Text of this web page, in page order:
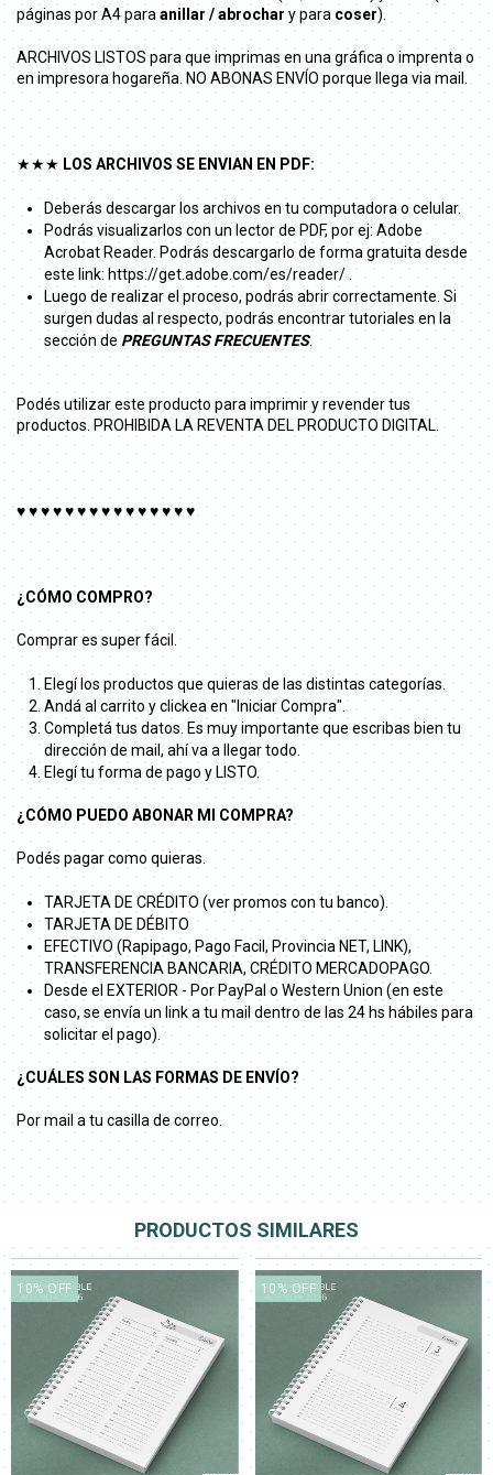
páginas por A4 para anillar / abrochar y para coser).
ARCHIVOS LISTOS para que imprimas en una gráfica o imprenta o
en impresora hogareña. NO ABONAS ENVÍO porque llega via mail.
★★★ LOS ARCHIVOS SE ENVIAN EN PDF:
Deberás descargar los archivos en tu computadora o celular.
Podrás visualizarlos con un lector de PDF, por ej: Adobe
Acrobat Reader. Podrás descargarlo de forma gratuita desde
este link: https://get.adobe.com/es/reader/ .
Luego de realizar el proceso, podrás abrir correctamente. Si
surgen dudas al respecto, podrás encontrar tutoriales en la
sección de PREGUNTAS FRECUENTES.
Podés utilizar este producto para imprimir y revender tus
productos. PROHIBIDA LA REVENTA DEL PRODUCTO DIGITAL.
♥ ♥ ♥ ♥ ♥ ♥ ♥ ♥ ♥ ♥ ♥ ♥ ♥ ♥ ♥
¿CÓMO COMPRO?
Comprar es super fácil.
Elegí los productos que quieras de las distintas categorías.
Andá al carrito y clickea en "Iniciar Compra".
Completá tus datos. Es muy importante que escribas bien tu
dirección de mail, ahí va a llegar todo.
Elegí tu forma de pago y LISTO.
¿CÓMO PUEDO ABONAR MI COMPRA?
Podés pagar como quieras.
TARJETA DE CRÉDITO (ver promos con tu banco).
TARJETA DE DÉBITO
EFECTIVO (Rapipago, Pago Facil, Provincia NET, LINK),
TRANSFERENCIA BANCARIA, CRÉDITO MERCADOPAGO.
Desde el EXTERIOR - Por PayPal o Western Union (en este
caso, se envía un link a tu mail dentro de las 24 hs hábiles para
solicitar el pago).
¿CUÁLES SON LAS FORMAS DE ENVÍO?
Por mail a tu casilla de correo.
PRODUCTOS SIMILARES
10% OFF 10 % OFF